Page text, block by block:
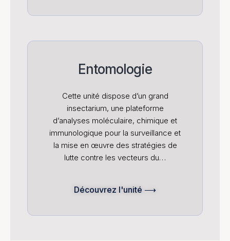
Entomologie
Cette unité dispose d’un grand
insectarium, une plateforme
d’analyses moléculaire, chimique et
immunologique pour la surveillance et
la mise en œuvre des stratégies de
lutte contre les vecteurs du…
Découvrez l'unité ⟶